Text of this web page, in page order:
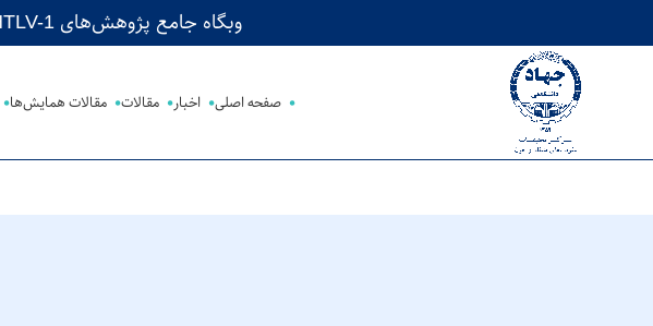
وبگاه جامع پژوهش‌های HTLV-1 در ایران | Iranian HTLV-1 Research Database
صفحه اصلی اخبار مقالات مقالات همایش‌ها